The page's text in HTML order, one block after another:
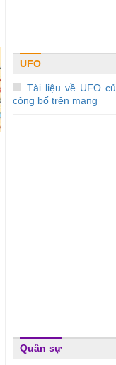
UFO
Tài liệu về UFO
công bố trên mạng
Quân sự